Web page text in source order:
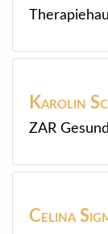
Karolin
ZAR
Celina